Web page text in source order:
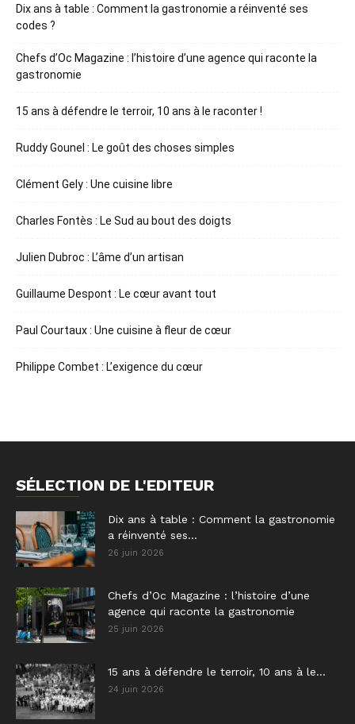
Dix ans à table : Comment la gastronomie a réinventé ses
codes ?
Chefs d’Oc Magazine : l’histoire d’une agence qui raconte la
gastronomie
15 ans à défendre le terroir, 10 ans à le raconter !
Ruddy Gounel : Le goût des choses simples
Clément Gely : Une cuisine libre
Charles Fontès : Le Sud au bout des doigts
Julien Dubroc : L’âme d’un artisan
Guillaume Despont : Le cœur avant tout
Paul Courtaux : Une cuisine à fleur de cœur
Philippe Combet : L’exigence du cœur
SÉLECTION DE L'EDITEUR
Dix ans à table : Comment la gastronomie
a réinventé ses...
26 juin 2026
Chefs d’Oc Magazine : l’histoire d’une
agence qui raconte la gastronomie
25 juin 2026
15 ans à défendre le terroir, 10 ans à le...
24 juin 2026